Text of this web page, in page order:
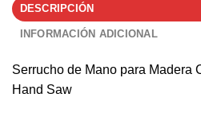
DESCRIPCIÓN
INFORMACIÓN ADICIONAL
Serrucho de Mano para Madera
Hand Saw